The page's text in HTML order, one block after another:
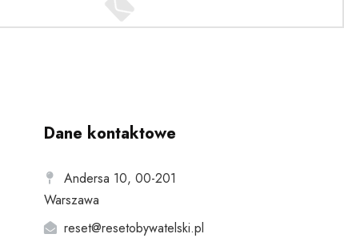
Dane kontaktowe
Andersa 10, 00-201
Warszawa
reset@resetobywatelski.pl